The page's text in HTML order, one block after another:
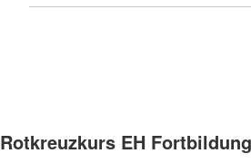
Rotkreuzkurs EH